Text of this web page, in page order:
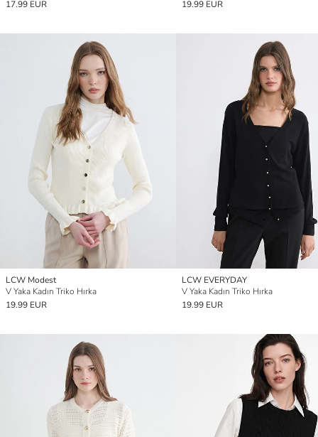
17.99 EUR 19.99 EUR
LCW Modest
V Yaka Kadın Triko Hırka
19.99 EUR
LCW EVERYDAY
V Yaka Kadın Triko Hırka
19.99 EUR